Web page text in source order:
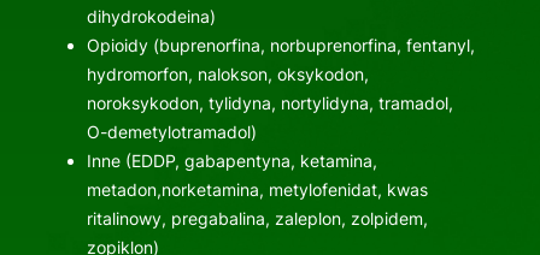
dihydrokodeina)
Opioidy (buprenorfina, norbuprenorfina, fentanyl,
hydromorfon, nalokson, oksykodon,
noroksykodon, tylidyna, nortylidyna, tramadol,
O-demetylotramadol)
Inne (EDDP, gabapentyna, ketamina,
metadon,norketamina, metylofenidat, kwas
ritalinowy, pregabalina, zaleplon, zolpidem,
zopiklon)